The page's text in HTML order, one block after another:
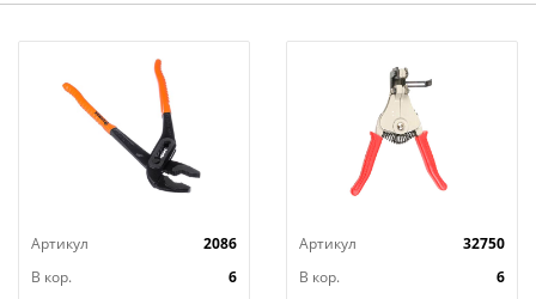
Артикул
2086
В кор.
6
Артикул
32750
В кор.
6